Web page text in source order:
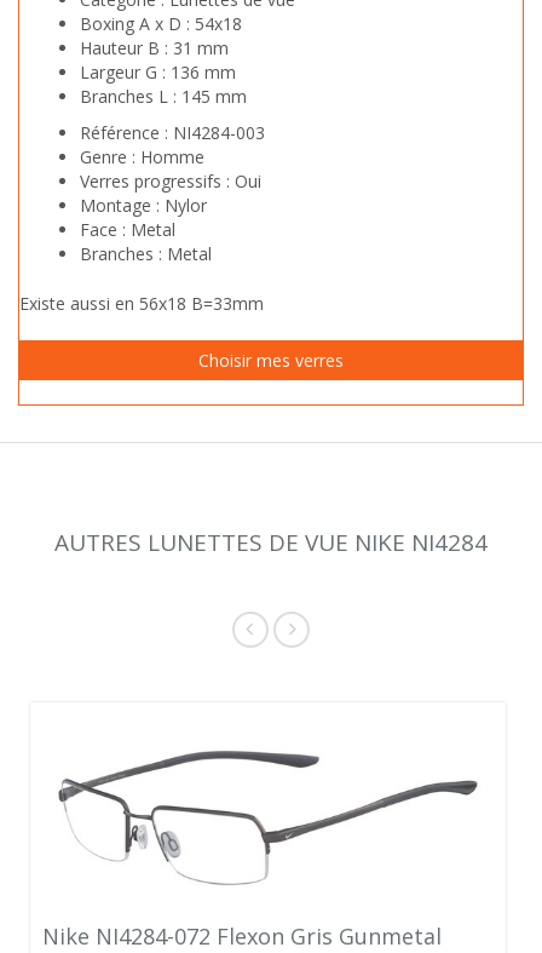
Boxing A x D : 54x18
Hauteur B : 31 mm
Largeur G : 136 mm
Branches L : 145 mm
Référence : NI4284-003
Genre : Homme
Verres progressifs : Oui
Montage : Nylor
Face : Metal
Branches : Metal
Existe aussi en 56x18 B=33mm
AUTRES LUNETTES DE VUE NIKE NI4284
Nike NI4284-072 Flexon Gris Gunmetal